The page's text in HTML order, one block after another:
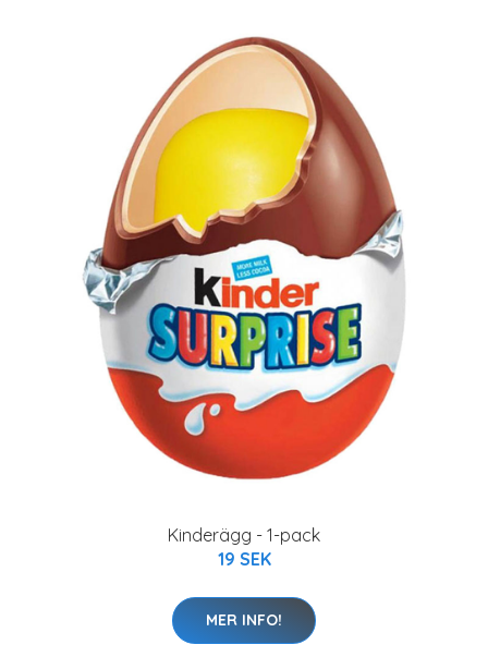
Kinderägg - 1-pack
19 SEK
MER INFO!